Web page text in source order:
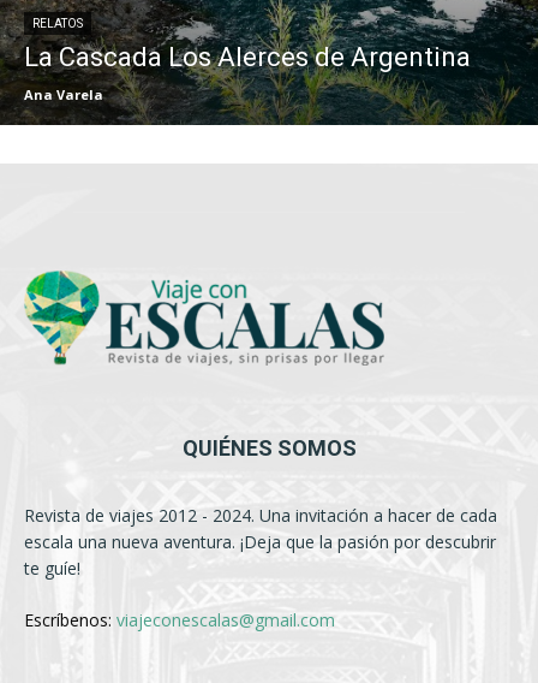
RELATOS
La Cascada Los Alerces de Argentina
Ana Varela
QUIÉNES SOMOS
Revista de viajes 2012 - 2024. Una invitación a hacer de cada
escala una nueva aventura. ¡Deja que la pasión por descubrir
te guíe!
Escríbenos: viajeconescalas@gmail.com